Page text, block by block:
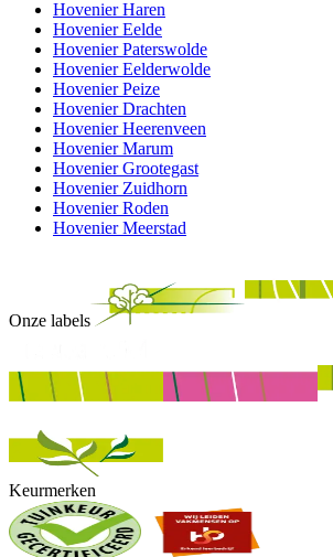
Hovenier Haren
Hovenier Eelde
Hovenier Paterswolde
Hovenier Eelderwolde
Hovenier Peize
Hovenier Drachten
Hovenier Heerenveen
Hovenier Marum
Hovenier Grootegast
Hovenier Zuidhorn
Hovenier Roden
Hovenier Meerstad
Onze labels
Keurmerken